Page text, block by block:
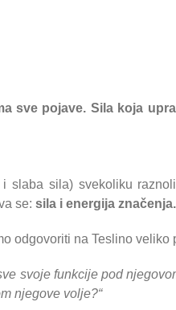
sve pojave. Sila koja
slaba sila) svekoliku
se: sila i energija značenja.
odgovoriti na Teslino veliko
svoje funkcije pod
njegove volje?“